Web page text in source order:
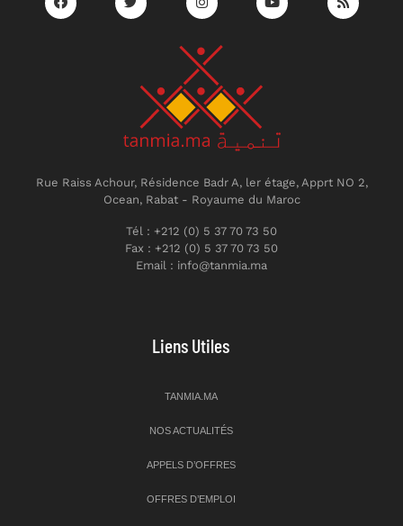
Rue Raiss Achour, Résidence Badr A, ler étage, Apprt NO 2,
Ocean, Rabat - Royaume du Maroc
Tél : +212 (0) 5 37 70 73 50
Fax : +212 (0) 5 37 70 73 50
Email : info@tanmia.ma
Liens Utiles
TANMIA.MA
NOS ACTUALITÉS
APPELS D’OFFRES
OFFRES D’EMPLOI